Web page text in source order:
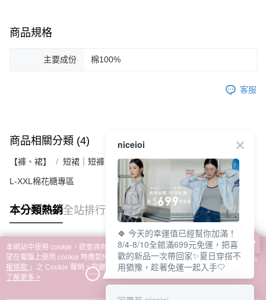
商品規格
主要成份 棉100%
客服
商品相關分類 (4) 查看全部
【褲、裙】 短裙｜短褲｜褲裙
L-XXL棉花糖專區
本分類熱銷全站排行
熱門標籤
本網站中使用 cookie，欲查詢有關本網站使用 cookie 方式之詳情，及若您不希
望在電腦上使用 cookie 時應如何變更電腦的 cookie 設定，請參閱本網站「
隱私
權條款 」之 Cookie 聲明。您繼續使用本網站即表示您同意本公司得按本網站使
用條款之 Cookie 聲明使用 cookie。
了解更多 >
niceioi
🍀 今天的幸運值已經幫你加滿！
8/4-8/10全館滿699元免運，把喜
歡的新品一次帶回家✨夏日穿搭不
用猶豫，趁著免運一起入手🤍